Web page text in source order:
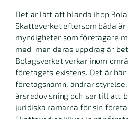
Det är lätt att blanda ihop
Skatteverket eftersom båda
myndigheter som företagare
med, men deras uppdrag är
Bolagsverket verkar inom
företagets existens. Det är
företagsnamn, ändrar
årsredovisning och ser till att
juridiska ramarna för sin